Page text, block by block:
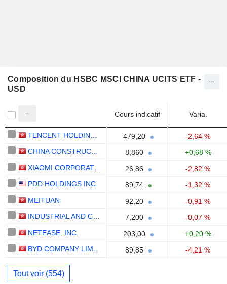
Composition du HSBC MSCI CHINA UCITS ETF -
USD
Cours indicatif Varia.
479,20
-2,64 %
8,860
+0,68 %
26,86
-2,82 %
PDD HOLDINGS INC.
89,74
-1,32 %
MEITUAN
92,20
-0,91 %
7,200
-0,07 %
NETEASE, INC.
203,00
+0,20 %
89,85 -4,21 %
Tout voir (554)